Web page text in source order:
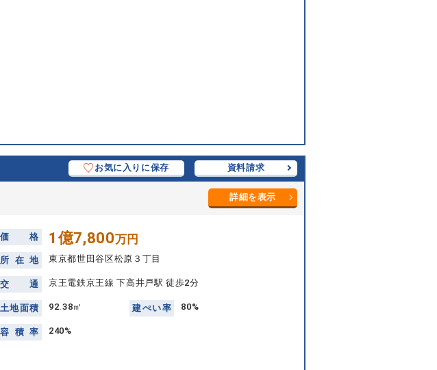
お気に入りに保存 資料請求
詳細を表示
価 格 1億7,800万円
所 在 地 東京都世田谷区松原３丁目
交 通 京王電鉄京王線 下高井戸駅 徒歩2分
土地面積 92.38㎡ 建ぺい率 80%
容 積 率 240%